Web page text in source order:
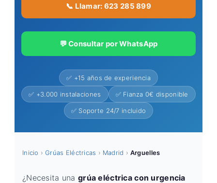
📞 Llamar: 623 285 899
💬 Consultar por WhatsApp
✅ +15 años de experiencia
✅ +3.000 instalaciones ✅ Fianza 0€ disponible
✅ Soporte 24/7 incluido
Inicio › Grúas Eléctricas › Madrid › Arguelles
¿Necesita una grúa eléctrica con urgencia